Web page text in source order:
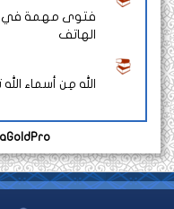
فتوى مهمة في وجوب
الهاتف
الله مِن أسماء الله